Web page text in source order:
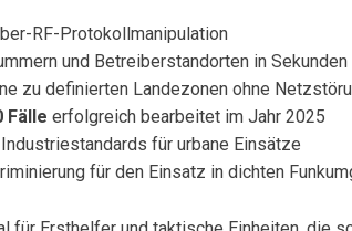
RF-Protokollmanipulation
und Betreiberstandorten in Sekunden
zu definierten Landezonen ohne
Fälle erfolgreich bearbeitet im Jahr 2025
für urbane Einsätze
für den Einsatz in dichten